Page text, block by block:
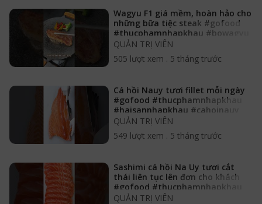
Wagyu F1 giá mềm, hoàn hảo cho
những bữa tiệc steak #gofood
#thucphamnhapkhau #bowagyu
QUẢN TRỊ VIÊN
505 lượt xem . 5 tháng trước
Cá hồi Nauy tươi fillet mỗi ngày
#gofood #thucphamnhapkhau
#haisannhapkhau #cahoinauy
QUẢN TRỊ VIÊN
549 lượt xem . 5 tháng trước
Sashimi cá hồi Na Uy tươi cắt
thái liên tục lên đơn cho khách
#gofood #thucphamnhapkhau
#cahoinauy
QUẢN TRỊ VIÊN